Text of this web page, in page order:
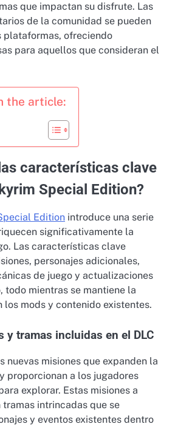
que impactan su disfrute. Las
de la comunidad se pueden
plataformas, ofreciendo
para aquellos que consideran el
the article:
características clave
Special Edition?
Edition introduce una serie
significativamente la
Las características clave
personajes adicionales,
de juego y actualizaciones
todo mientras se mantiene la
mods y contenido existentes.
y tramas incluidas en el DLC
nuevas misiones que expanden la
y proporcionan a los jugadores
explorar. Estas misiones a
intrincadas que se
y eventos existentes dentro